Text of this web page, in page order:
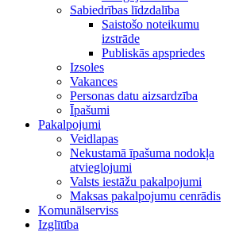
Sabiedrības līdzdalība
Saistošo noteikumu
izstrāde
Publiskās apspriedes
Izsoles
Vakances
Personas datu aizsardzība
Īpašumi
Pakalpojumi
Veidlapas
Nekustamā īpašuma nodokļa
atvieglojumi
Valsts iestāžu pakalpojumi
Maksas pakalpojumu cenrādis
Komunālserviss
Izglītība